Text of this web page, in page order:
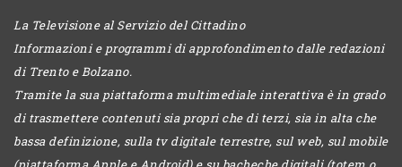
La Televisione al Servizio del Cittadino
Informazioni e programmi di approfondimento dalle redazioni
di Trento e Bolzano.
Tramite la sua piattaforma multimediale interattiva è in grado
di trasmettere contenuti sia propri che di terzi, sia in alta che
bassa definizione, sulla tv digitale terrestre, sul web, sul mobile